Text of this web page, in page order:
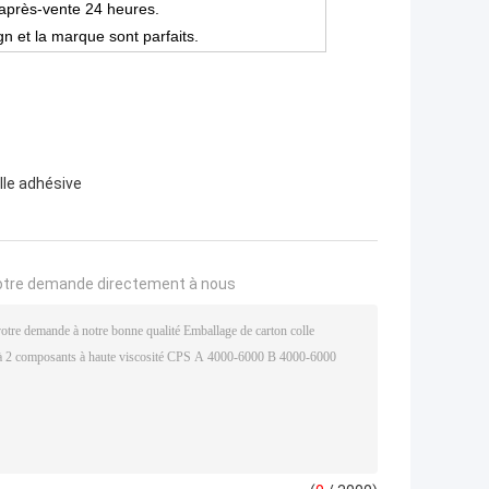
vente 24 heures.
et la marque sont parfaits.
adhésive
demande directement à nous